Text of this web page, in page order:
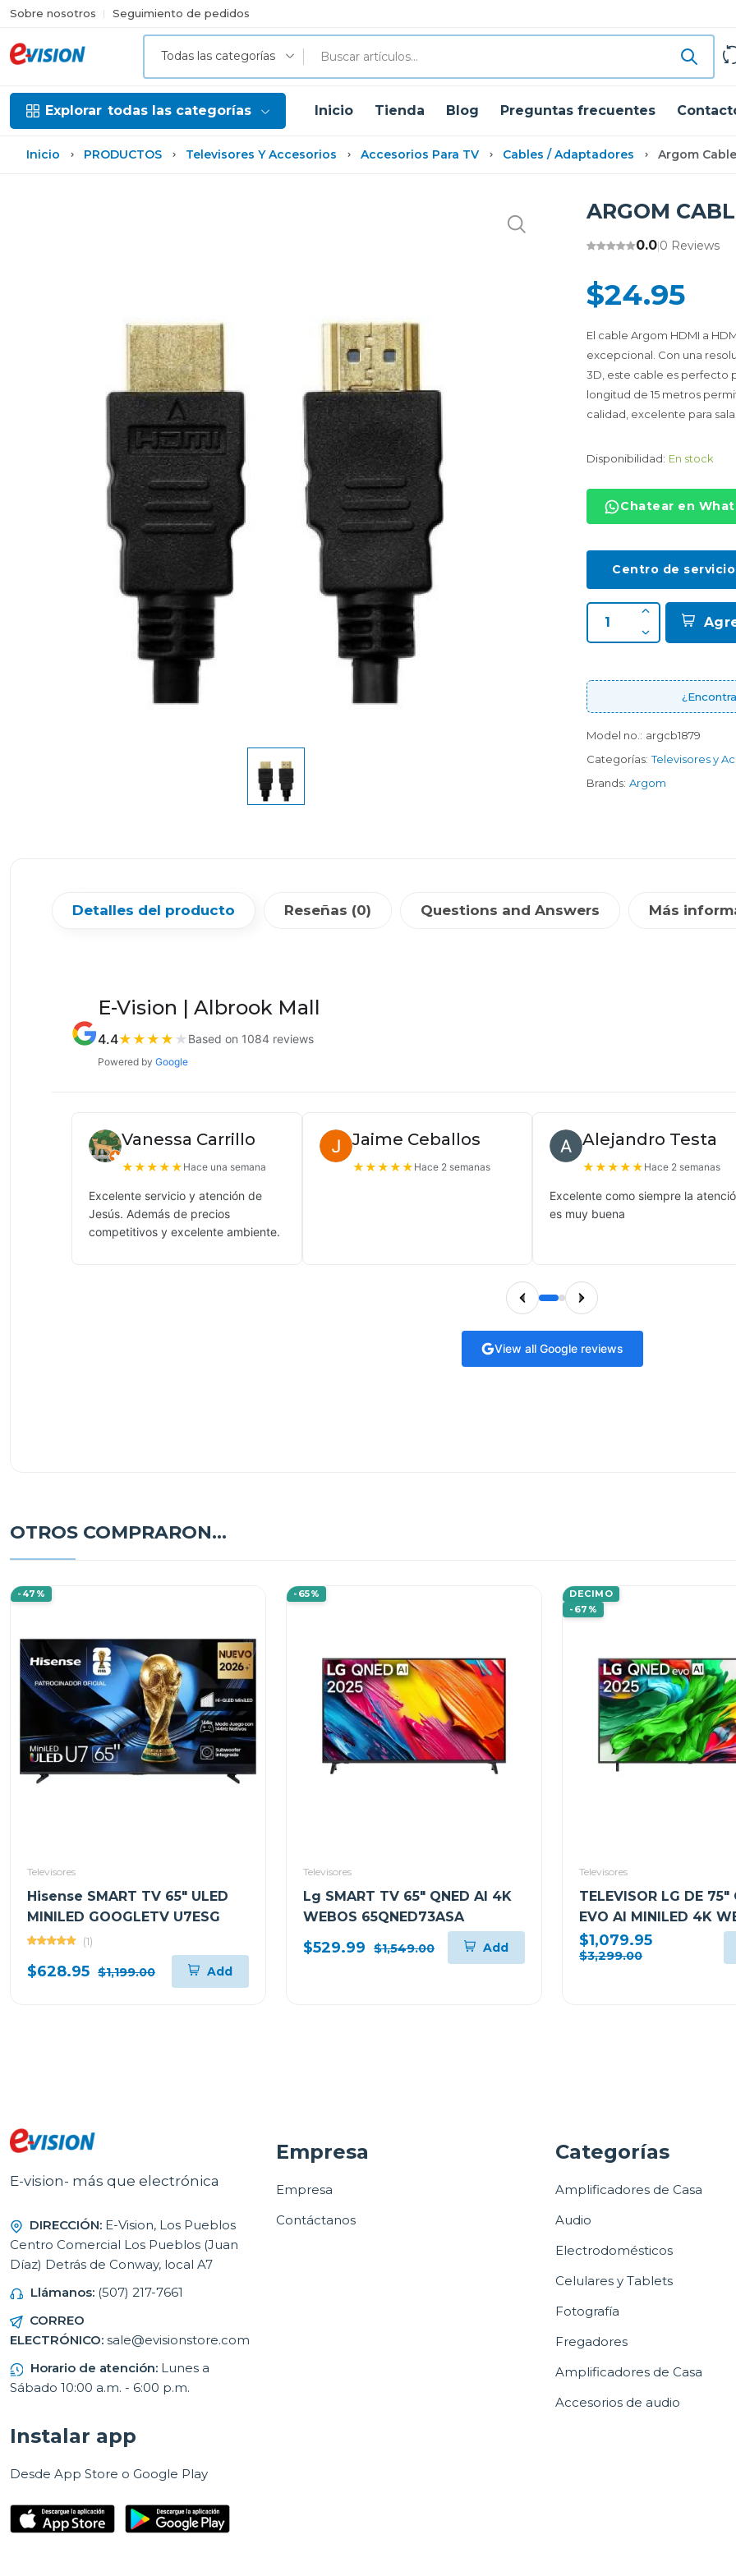
Sobre nosotros Seguimiento de pedidos
Todas las categorías
Explorar todas las categorías Inicio Tienda Blog Preguntas frecuentes
Inicio PRODUCTOS Televisores Y Accesorios Accesorios Para TV Cables / Adaptadores Argom
ARGOM
0.0|0 Reviews
$24.95
El cable Argom HDMI a
excepcional. Con una
3D, este cable es perfecto
longitud de 15 metros
calidad, excelente para
Disponibilidad: En stock
Chatear en
Centro de servicio
Model no.: argcb1879
Categorías: Televisores y
Brands: Argom
Detalles del producto Reseñas (0) Questions and Answers Más
E-Vision | Albrook Mall
4.4★ ★ ★ ★ ★ Based on 1084 reviews
Powered by Google
Vanessa Carrillo
★★★★★ Hace una semana
Excelente servicio y atención de
Jesús. Además de precios
competitivos y excelente ambiente.
Jaime Ceballos
★★★★★ Hace 2 semanas
Alejandro Testa
★★★★★ Hace 2 semanas
Excelente como siempre la
es muy buena
View all Google reviews
OTROS COMPRARON...
-47%
Televisores
Hisense SMART TV 65" ULED
MINILED GOOGLETV U7ESG
(1)
$628.95 $1,199.00 Add
-65%
Televisores
Lg SMART TV 65" QNED AI 4K
WEBOS 65QNED73ASA
$529.99 $1,549.00 Add
DECIMO
-67%
Televisores
TELEVISOR LG DE 75"
EVO AI MINILED 4K
75QNED85ASG
$1,079.95
$3,299.00
E-vision- más que electrónica
DIRECCIÓN: E-Vision, Los Pueblos
Centro Comercial Los Pueblos (Juan
Díaz) Detrás de Conway, local A7
Llámanos: (507) 217-7661
CORREO
ELECTRÓNICO: sale@evisionstore.com
Horario de atención: Lunes a
Sábado 10:00 a.m. - 6:00 p.m.
Empresa
Empresa
Contáctanos
Categorías
Amplificadores de Casa
Audio
Electrodomésticos
Celulares y Tablets
Fotografía
Fregadores
Amplificadores de Casa
Accesorios de audio
Instalar app
Desde App Store o Google Play